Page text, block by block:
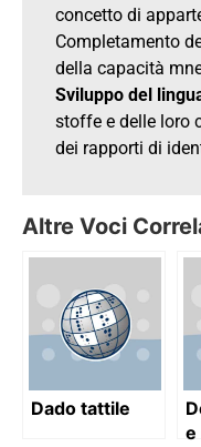
concetto di
Completamento
della capacità
Sviluppo del
stoffe e delle loro
dei rapporti di
Altre Voci
Dado tattile
e